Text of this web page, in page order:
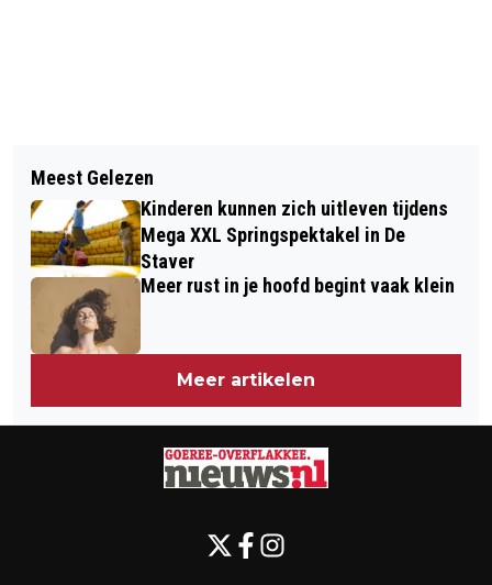
VANDAAG IN HET DUIN: OP ZOEK
NAAR DE GRASMUS
GOEDEMORGEN, HET IS VANDAAG
DINSDAG 5 MEI
Meest Gelezen
Kinderen kunnen zich uitleven tijdens
Mega XXL Springspektakel in De
Staver
Meer rust in je hoofd begint vaak klein
Meer artikelen